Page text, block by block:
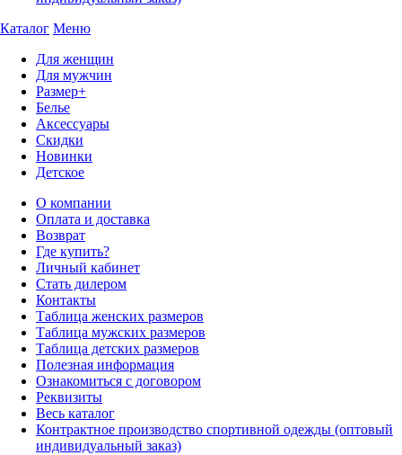
Каталог Меню
Для женщин
Для мужчин
Размер+
Белье
Аксессуары
Скидки
Новинки
Детское
О компании
Оплата и доставка
Возврат
Где купить?
Личный кабинет
Стать дилером
Контакты
Таблица женских размеров
Таблица мужских размеров
Таблица детских размеров
Полезная информация
Ознакомиться с договором
Реквизиты
Весь каталог
Контрактное производство спортивной одежды (оптовый
индивидуальный заказ)